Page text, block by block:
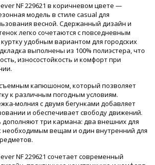
NF 229621 в коричневом цвете —
модель в стиле casual для
весной. Сдержанный дизайн и
легко сочетаются с повседневным
удобным вариантом для городских
выполнены из 100% полиэстера, что
износостойкость и комфорт при
капюшоном, который позволяет
к различным погодным условиям.
молния с двумя бегунками добавляет
и обеспечивает свободу движений.
три кармана: два внешних для
необходимым вещам и один внутренний для
NF 229621 сочетает современный